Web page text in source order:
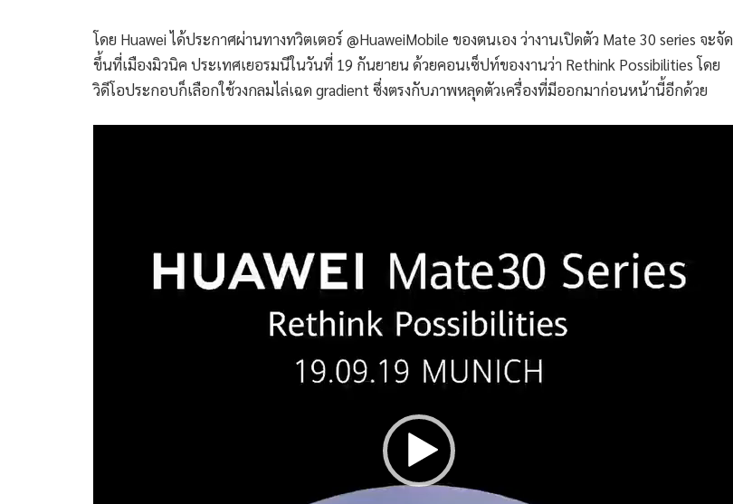
โดย Huawei ได้ประกาศผ่านทางทวิตเตอร์ @HuaweiMobile ของตนเอง ว่างานเปิดตัว Mate 30 series จะจัด
ขึ้นที่เมืองมิวนิค ประเทศเยอรมนีในวันที่ 19 กันยายน ด้วยคอนเซ็ปท์ของงานว่า Rethink Possibilities โดย
วิดีโอประกอบก็เลือกใช้วงกลมไล่เฉด gradient ซึ่งตรงกับภาพหลุดตัวเครื่องที่มีออกมาก่อนหน้านี้อีกด้วย